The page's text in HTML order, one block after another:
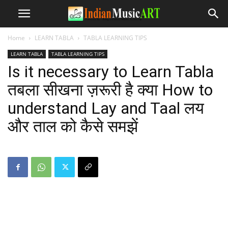
Home LEARN TABLA TABLA LEARNING TIPS
LEARN TABLA TABLA LEARNING TIPS
Is it necessary to Learn Tabla
तबला सीखना ज़रूरी है क्या How to
understand Lay and Taal लय
और ताल को कैसे समझें